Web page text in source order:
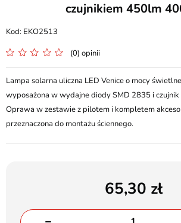
czujnikiem 450lm
EKO2513
(0) opinii
Lampa solarna uliczna LED Venice o mocy
wyposażona w wydajne diody SMD 2835 i
Oprawa w zestawie z pilotem i kompletem
przeznaczona do montażu ściennego.
65,30